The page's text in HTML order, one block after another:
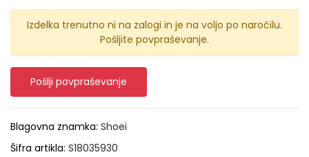
Izdelka trenutno ni na zalogi in je na voljo po naročilu.
Pošljite povpraševanje.
Pošlji povpraševanje
Blagovna znamka: Shoei
Šifra artikla: S18035930